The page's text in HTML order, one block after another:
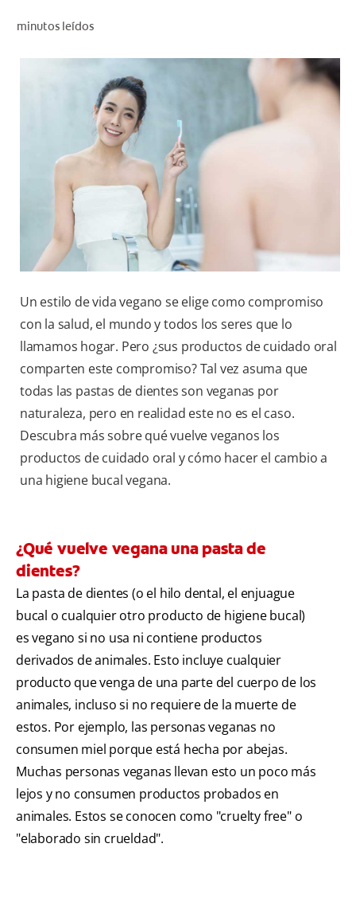
minutos leídos
Un estilo de vida vegano se elige como compromiso
con la salud, el mundo y todos los seres que lo
llamamos hogar. Pero ¿sus productos de cuidado oral
comparten este compromiso? Tal vez asuma que
todas las pastas de dientes son veganas por
naturaleza, pero en realidad este no es el caso.
Descubra más sobre qué vuelve veganos los
productos de cuidado oral y cómo hacer el cambio a
una higiene bucal vegana.
¿Qué vuelve vegana una pasta de
dientes?
La pasta de dientes (o el hilo dental, el enjuague
bucal o cualquier otro producto de higiene bucal)
es vegano si no usa ni contiene productos
derivados de animales. Esto incluye cualquier
producto que venga de una parte del cuerpo de los
animales, incluso si no requiere de la muerte de
estos. Por ejemplo, las personas veganas no
consumen miel porque está hecha por abejas.
Muchas personas veganas llevan esto un poco más
lejos y no consumen productos probados en
animales. Estos se conocen como "cruelty free" o
"elaborado sin crueldad".